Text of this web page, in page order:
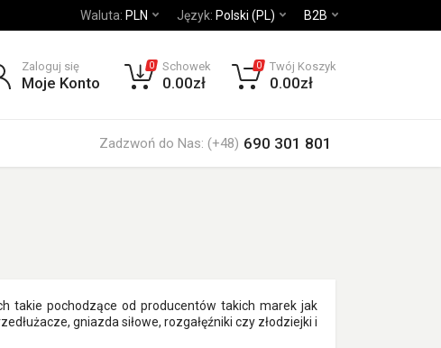
Waluta: PLN Język: Polski (PL) B2B
Zadzwoń do Nas: (+48) 690 301 801
Zaloguj się
Moje Konto
0 Schowek
0.00zł
0 Twój Koszyk
0.00zł
takie pochodzące od producentów takich marek jak
gniazda siłowe, rozgałęźniki czy złodziejki i